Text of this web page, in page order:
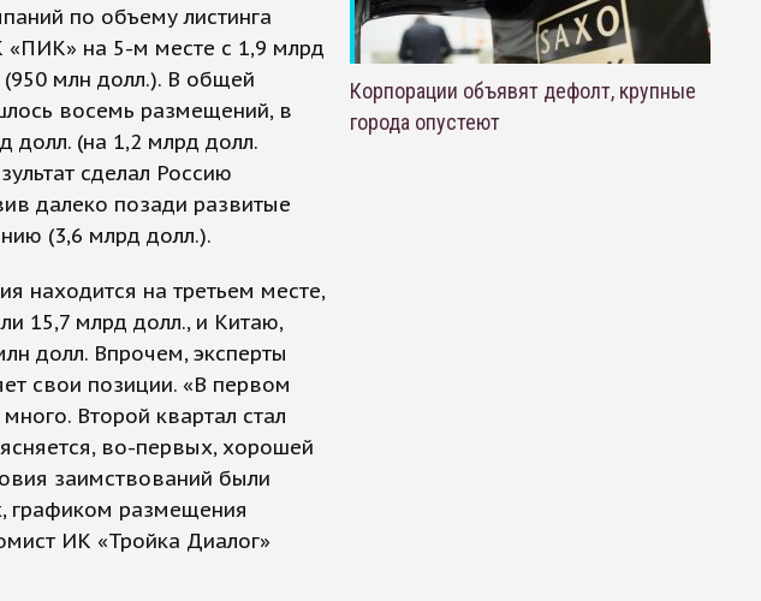
по объему листинга
на 5-м месте с 1,9 млрд
млн долл.). В общей
восемь размещений, в
долл. (на 1,2 млрд долл.
сделал Россию
далеко позади развитые
(3,6 млрд долл.).
находится на третьем месте,
15,7 млрд долл., и Китаю,
долл. Впрочем, эксперты
свои позиции. «В первом
Второй квартал стал
во-первых, хорошей
заимствований были
графиком размещения
ИК «Тройка Диалог»
Корпорации объявят дефолт, крупные
города опустеют